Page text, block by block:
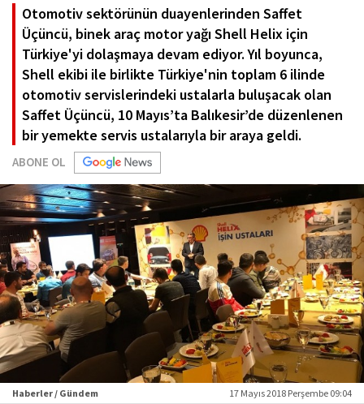
Otomotiv sektörünün duayenlerinden Saffet
Üçüncü, binek araç motor yağı Shell Helix için
Türkiye'yi dolaşmaya devam ediyor. Yıl boyunca,
Shell ekibi ile birlikte Türkiye'nin toplam 6 ilinde
otomotiv servislerindeki ustalarla buluşacak olan
Saffet Üçüncü, 10 Mayıs’ta Balıkesir’de düzenlenen
bir yemekte servis ustalarıyla bir araya geldi.
ABONE OL
Haberler / Gündem 17 Mayıs 2018 Perşembe 09:04